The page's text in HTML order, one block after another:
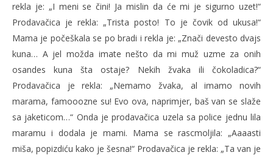
rekla je: „I meni se čini! Ja mislin da će mi je sigurno uzet!“
Prodavačica je rekla: „Trista posto! To je čovik od ukusa!“
Mama je počeškala se po bradi i rekla je: „Znači devesto dvajs
kuna… A jel možda imate nešto da mi muž uzme za onih
osandes kuna šta ostaje? Nekih žvaka ili čokoladica?“
Prodavačica je rekla: „Nemamo žvaka, al imamo novih
marama, famooozne su! Evo ova, naprimjer, baš van se slaže
sa jaketicom…“ Onda je prodavačica uzela sa police jednu lila
maramu i dodala je mami. Mama se rascmoljila: „Aaaasti
miša, popizdiću kako je šesna!“ Prodavačica je rekla: „Ta van je